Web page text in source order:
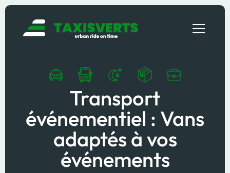
Transport
événementiel : Vans
adaptés à vos
événements